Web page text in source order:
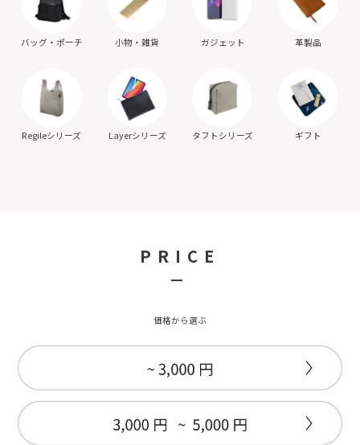
バッグ・ポーチ 小物・雑貨 ガジェット 革製品
Regileシリーズ Layerシリーズ タフトシリーズ ギフト
PRICE
－
価格から選ぶ